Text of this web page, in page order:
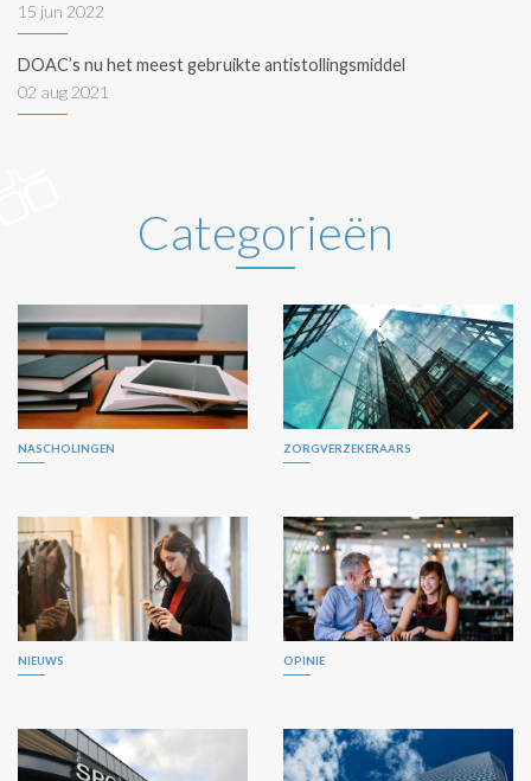
15 jun 2022
DOAC’s nu het meest gebruikte antistollingsmiddel
02 aug 2021
Categorieën
NASCHOLINGEN ZORGVERZEKERAARS
NIEUWS OPINIE